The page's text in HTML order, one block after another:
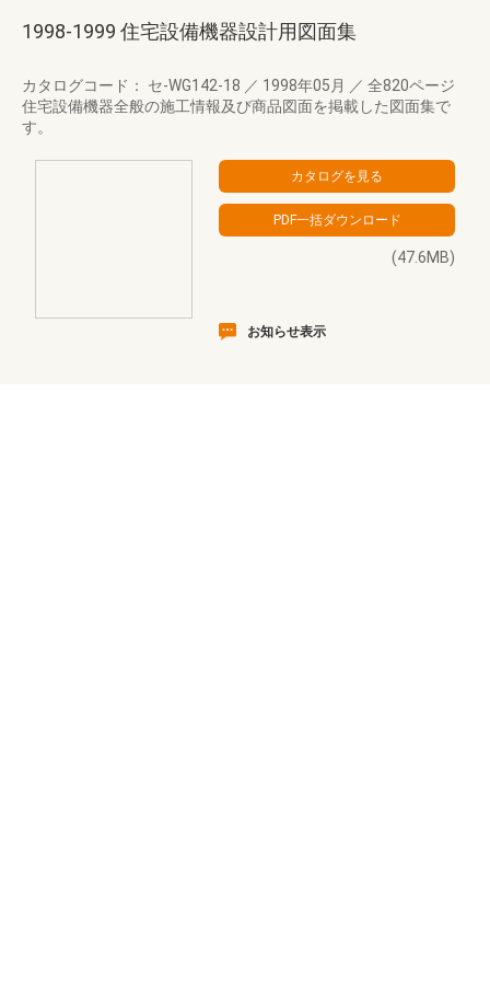
1998-1999 住宅設備機器設計用図面集
カタログコード： セ-WG142-18 ／ 1998年05月 ／ 全820ページ
住宅設備機器全般の施工情報及び商品図面を掲載した図面集で
す。
(47.6MB)
お知らせ表示